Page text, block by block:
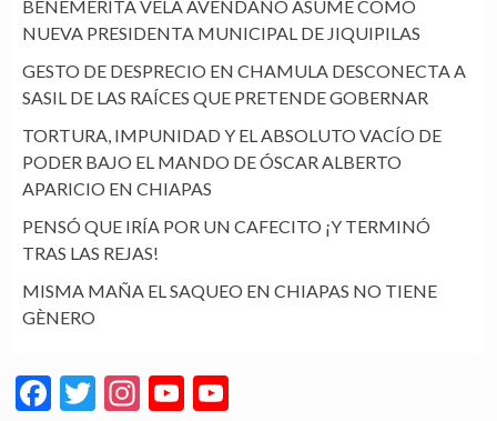
BENEMÉRITA VELA AVENDAÑO ASUME COMO
NUEVA PRESIDENTA MUNICIPAL DE JIQUIPILAS
GESTO DE DESPRECIO EN CHAMULA DESCONECTA A
SASIL DE LAS RAÍCES QUE PRETENDE GOBERNAR
TORTURA, IMPUNIDAD Y EL ABSOLUTO VACÍO DE
PODER BAJO EL MANDO DE ÓSCAR ALBERTO
APARICIO EN CHIAPAS
PENSÓ QUE IRÍA POR UN CAFECITO ¡Y TERMINÓ
TRAS LAS REJAS!
MISMA MAÑA EL SAQUEO EN CHIAPAS NO TIENE
GÈNERO
Facebook
Twitter
Instagram
YouTube